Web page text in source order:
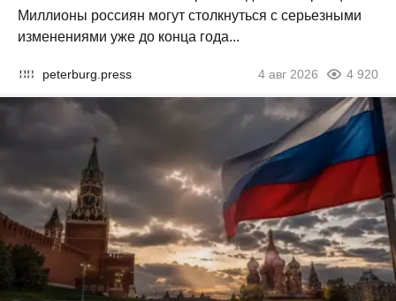
Миллионы россиян могут столкнуться с серьезными
изменениями уже до конца года...
peterburg.press 4 авг 2026 4 920